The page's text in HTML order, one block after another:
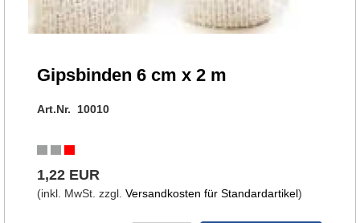
Gipsbinden 6 cm x 2 m
Art.Nr. 10010
1,22 EUR
(inkl. MwSt. zzgl. Versandkosten für Standardartikel)